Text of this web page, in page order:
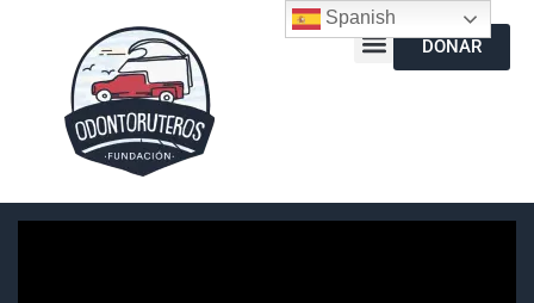
DONAR
Spanish